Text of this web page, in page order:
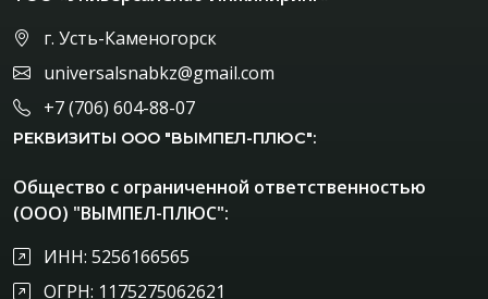
г. Усть-Каменогорск
universalsnabkz@gmail.com
+7 (706) 604-88-07
РЕКВИЗИТЫ ООО "ВЫМПЕЛ-ПЛЮС":
Общество с ограниченной ответственностью
(ООО) "ВЫМПЕЛ-ПЛЮС":
ИНН: 5256166565
ОГРН: 1175275062621